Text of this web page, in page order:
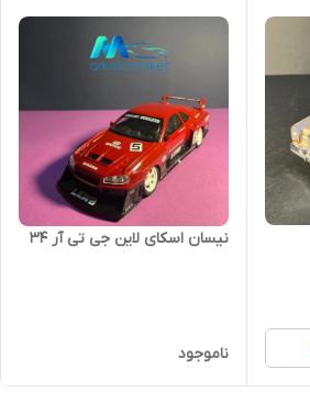
نیسان اسکای لاین جی تی آر 34
ناموجود